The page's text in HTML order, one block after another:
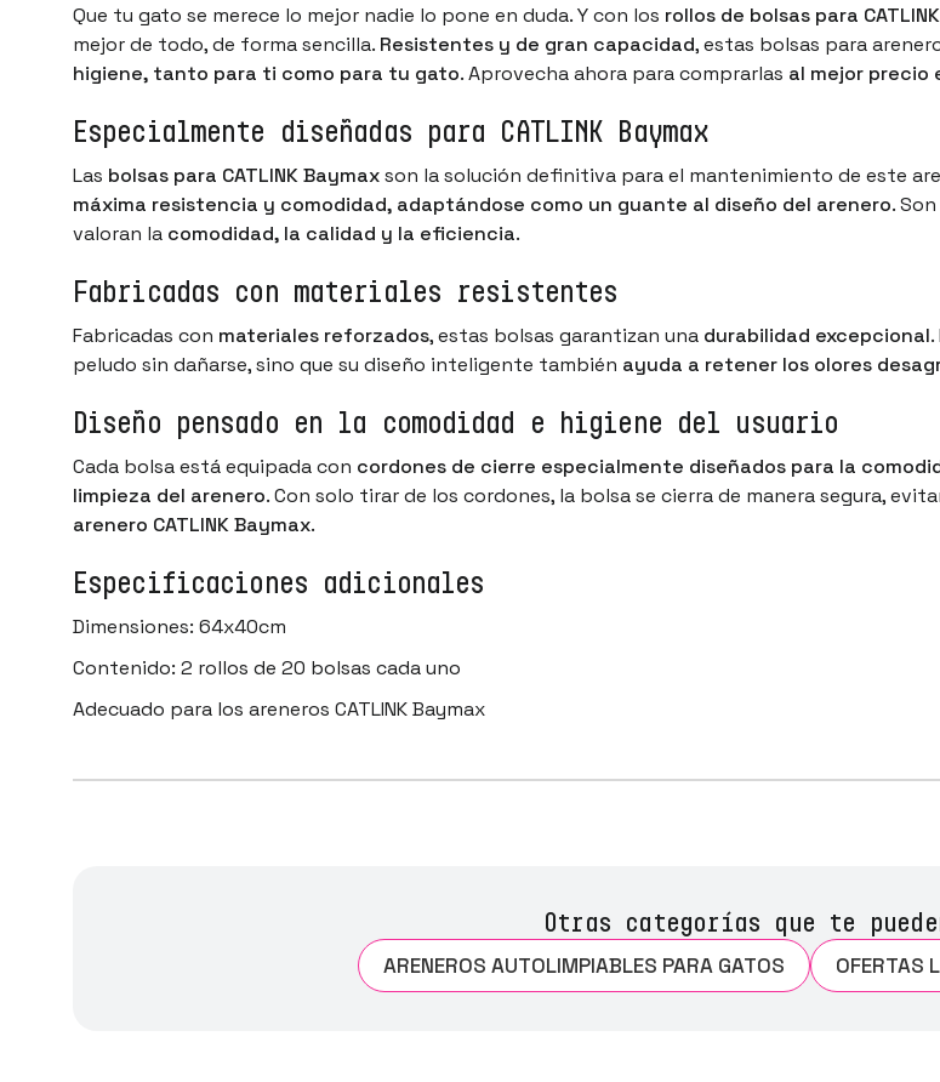
Que tu gato se merece lo mejor nadie lo pone en duda. Y con los rollos de bolsas para
mejor de todo, de forma sencilla. Resistentes y de gran capacidad, estas bolsas para
higiene, tanto para ti como para tu gato. Aprovecha ahora para comprarlas al mejor precio
Especialmente diseñadas para CATLINK Baymax
Las bolsas para CATLINK Baymaxson la solución definitiva para el mantenimiento de este
máxima resistencia y comodidad, adaptándose como un guante al diseño del arenero.
valoran la comodidad, la calidad y la eficiencia.
Fabricadas con materiales resistentes
Fabricadas con materiales reforzados, estas bolsas garantizan una durabilidad excepcional
peludo sin dañarse, sino que su diseño inteligente también ayuda a retener los olores
Diseño pensado en la comodidad e higiene del usuario
Cada bolsa está equipada con cordones de cierre especialmente diseñados para la
limpieza del arenero. Con solo tirar de los cordones, la bolsa se cierra de manera segura,
arenero CATLINK Baymax.
Especificaciones adicionales
Dimensiones: 64x40cm
Contenido: 2 rollos de 20 bolsas cada uno
Adecuado para los areneros CATLINK Baymax
Otras categorías que te
ARENEROS AUTOLIMPIABLES PARA GATOS OFERTAS